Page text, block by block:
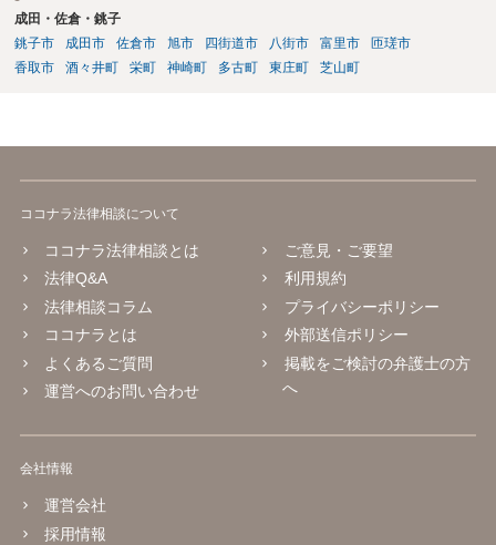
成田・佐倉・銚子
銚子市
成田市 佐倉市 旭市 四街道市 八街市 富里市
匝瑳市
香取市
酒々井町 栄町 神崎町 多古町 東庄町 芝山町
ココナラ法律相談について
ココナラ法律相談とは
法律Q&A
法律相談コラム
ココナラとは
よくあるご質問
運営へのお問い合わせ
ご意見・ご要望
利用規約
プライバシーポリシー
外部送信ポリシー
掲載をご検討の弁護士の方
へ
会社情報
運営会社
採用情報